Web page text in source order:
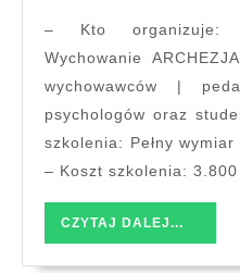
– Kto organizuje: Fundacja Wspomagająca
Wychowanie
wychowawców |
psychologów oraz
szkolenia: Pełny
– Koszt szkolenia: 3.800
CZYTAJ DALEJ...